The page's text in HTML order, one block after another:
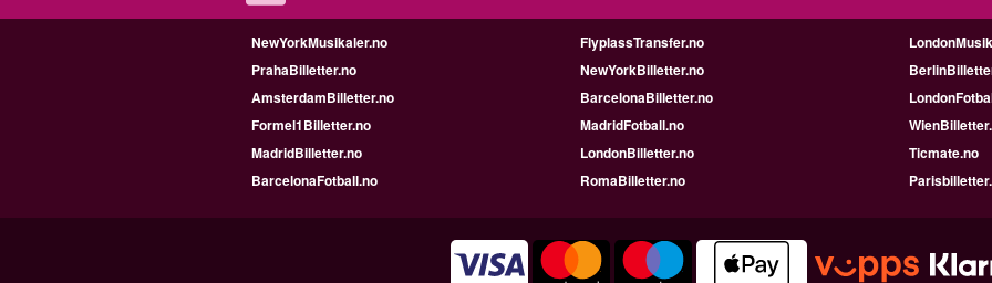
NewYorkMusikaler.no FlyplassTransfer.no
PrahaBilletter.no
NewYorkBilletter.no
AmsterdamBilletter.no
BarcelonaBilletter.no
Formel1Billetter.no
MadridFotball.no
MadridBilletter.no
LondonBilletter.no
Ticmate.no
BarcelonaFotball.no
RomaBilletter.no